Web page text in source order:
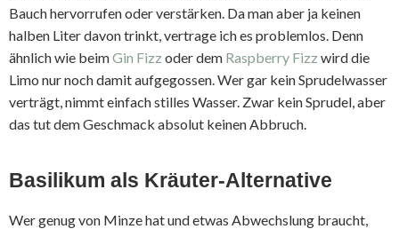
Bauch hervorrufen oder verstärken. Da man aber ja keinen
halben Liter davon trinkt, vertrage ich es problemlos. Denn
ähnlich wie beimGin Fizz oder dem Raspberry Fizz wird die
Limo nur noch damit aufgegossen. Wer gar kein Sprudelwasser
verträgt, nimmt einfach stilles Wasser. Zwar kein Sprudel, aber
das tut dem Geschmack absolut keinen Abbruch.
Basilikum als Kräuter-Alternative
Wer genug von Minze hat und etwas Abwechslung braucht,